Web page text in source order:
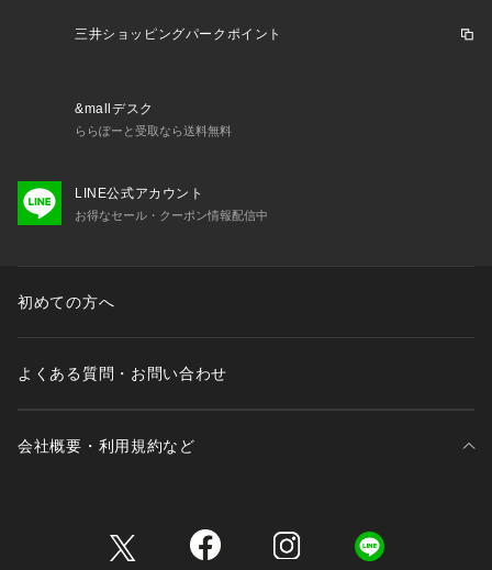
三井ショッピングパークポイント
&mallデスク
ららぽーと受取なら送料無料
LINE公式アカウント
お得なセール・クーポン情報配信中
初めての方へ
よくある質問・お問い合わせ
会社概要・利用規約など